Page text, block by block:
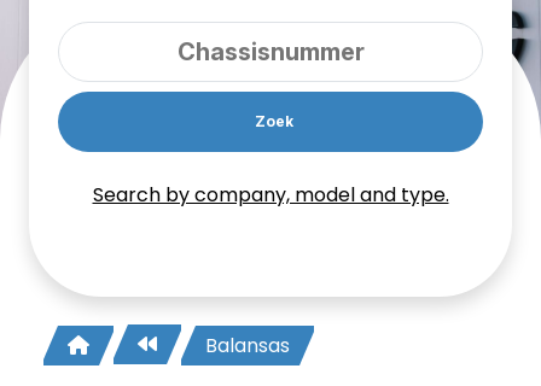
Zoek
Search by company, model and type.
Balansas